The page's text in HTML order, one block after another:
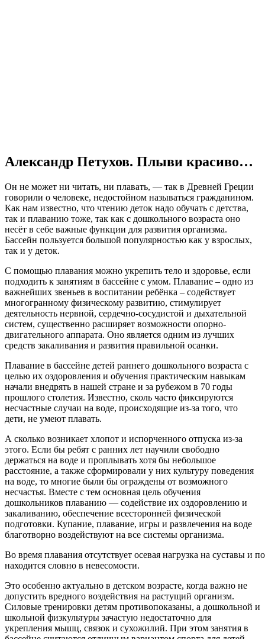
Александр Петухов. Плыви красиво…
Он не может ни читать, ни плавать, — так в Древней Греции
говорили о человеке, недостойном называться гражданином.
Как нам известно, что чтению деток надо обучать с детства,
так и плаванию тоже, так как с дошкольного возраста оно
несёт в себе важные функции для развития организма.
Бассейн пользуется большой популярностью как у взрослых,
так и у деток.
С помощью плавания можно укрепить тело и здоровье, если
подходить к занятиям в бассейне с умом. Плавание – одно из
важнейших звеньев в воспитании ребёнка – содействует
многогранному физическому развитию, стимулирует
деятельность нервной, сердечно-сосудистой и дыхательной
систем, существенно расширяет возможности опорно-
двигательного аппарата. Оно является одним из лучших
средств закаливания и развития правильной осанки.
Плавание в бассейне детей раннего дошкольного возраста с
целью их оздоровления и обучения практическим навыкам
начали внедрять в нашей стране и за рубежом в 70 годы
прошлого столетия. Известно, сколь часто фиксируются
несчастные случаи на воде, происходящие из-за того, что
дети, не умеют плавать.
А сколько возникает хлопот и испорченного отпуска из-за
этого. Если бы ребят с ранних лет научили свободно
держаться на воде и проплывать хотя бы небольшое
расстояние, а также сформировали у них культуру поведения
на воде, то многие были бы ограждены от возможного
несчастья. Вместе с тем основная цель обучения
дошкольников плаванию — содействие их оздоровлению и
закаливанию, обеспечение всесторонней физической
подготовки. Купание, плавание, игры и развлечения на воде
благотворно воздействуют на все системы организма.
Во время плавания отсутствует осевая нагрузка на суставы и
находится словно в невесомости.
Это особенно актуально в детском возрасте, когда важно не
допустить вредного воздействия на растущий организм.
Силовые тренировки детям противопоказаны, а дошкольной и
школьной физкультуры зачастую недостаточно для
укрепления мышц, связок и сухожилий. При этом занятия в